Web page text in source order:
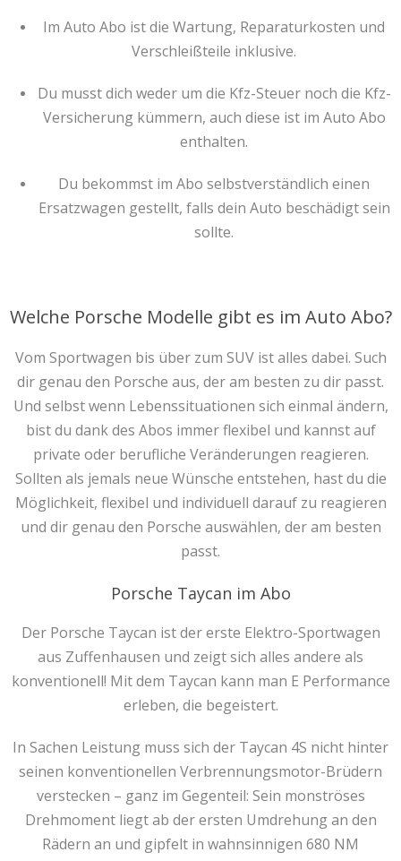
Im Auto Abo ist die Wartung, Reparaturkosten und
Verschleißteile inklusive.
Du musst dich weder um die Kfz-Steuer noch die Kfz-
Versicherung kümmern, auch diese ist im Auto Abo
enthalten.
Du bekommst im Abo selbstverständlich einen
Ersatzwagen gestellt, falls dein Auto beschädigt sein
sollte.
Welche Porsche Modelle gibt es im Auto Abo?
Vom Sportwagen bis über zum SUV ist alles dabei. Such
dir genau den Porsche aus, der am besten zu dir passt.
Und selbst wenn Lebenssituationen sich einmal ändern,
bist du dank des Abos immer flexibel und kannst auf
private oder berufliche Veränderungen reagieren.
Sollten als jemals neue Wünsche entstehen, hast du die
Möglichkeit, flexibel und individuell darauf zu reagieren
und dir genau den Porsche auswählen, der am besten
passt.
Porsche Taycan im Abo
Der Porsche Taycan ist der erste Elektro-Sportwagen
aus Zuffenhausen und zeigt sich alles andere als
konventionell! Mit dem Taycan kann man E Performance
erleben, die begeistert.
In Sachen Leistung muss sich der Taycan 4S nicht hinter
seinen konventionellen Verbrennungsmotor-Brüdern
verstecken – ganz im Gegenteil: Sein monströses
Drehmoment liegt ab der ersten Umdrehung an den
Rädern an und gipfelt in wahnsinnigen 680 NM